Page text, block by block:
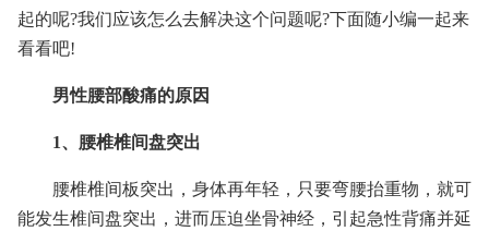
起的呢?我们应该怎么去解决这个问题呢?下面随小编一起来
看看吧!
男性腰部酸痛的原因
1、腰椎椎间盘突出
腰椎椎间板突出，身体再年轻，只要弯腰抬重物，就可
能发生椎间盘突出，进而压迫坐骨神经，引起急性背痛并延